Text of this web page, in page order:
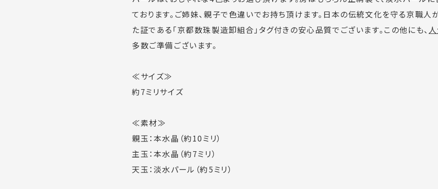
ております。ご姉妹、親子で色違いでお持ち頂けます。日本の伝統文化を守る京職人
た証である「京都数珠製造卸組合」タグ付きの安心品質でございます。この他にも、
多数ご準備ございます。
≪サイズ≫
約7ミリサイズ
≪素材≫
親玉：本水晶（約10ミリ）
主玉：本水晶（約7ミリ）
天玉：淡水パール（約5ミリ）